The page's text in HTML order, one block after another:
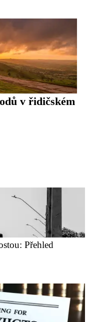
v řidičském
Přehled